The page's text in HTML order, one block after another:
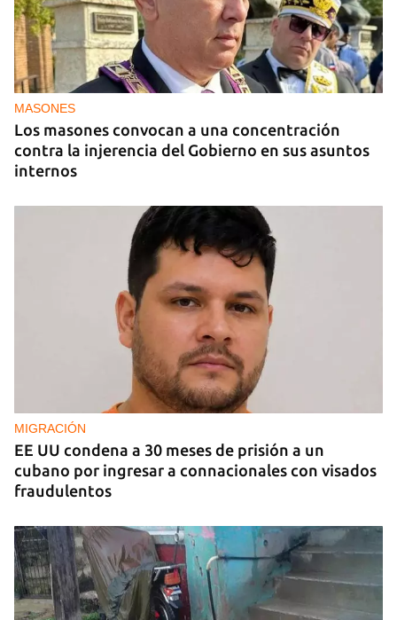
MIAMI
La hija de un diplomático castrista expulsado de
EE UU en 2003 está bajo custodia del ICE
MASONES
Los masones convocan a una concentración
contra la injerencia del Gobierno en sus asuntos
internos
MIGRACIÓN
EE UU condena a 30 meses de prisión a un
cubano por ingresar a connacionales con visados
fraudulentos